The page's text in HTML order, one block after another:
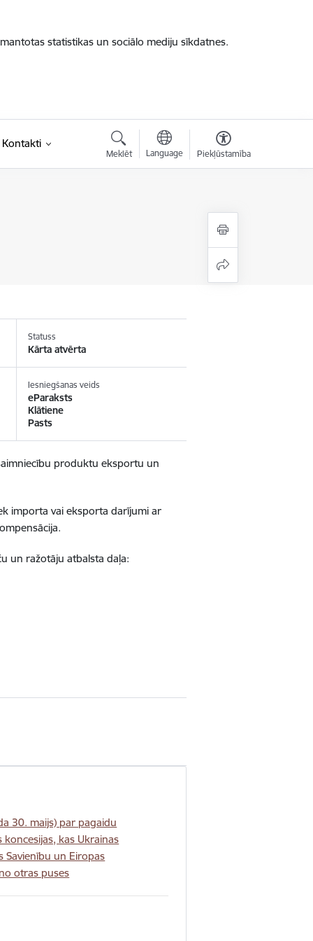
statistikas un sociālo mediju sīkdatnes.
Kontakti
Meklēt Language Piekļūstamība
Statuss
Kārta atvērta
Iesniegšanas veids
eParaksts
Klātiene
Pasts
produktu eksportu un
importa vai eksporta darījumi ar
un ražotāju atbalsta daļa:
30. maijs) par pagaidu
kas Ukrainas
Savienību un Eiropas
otras puses